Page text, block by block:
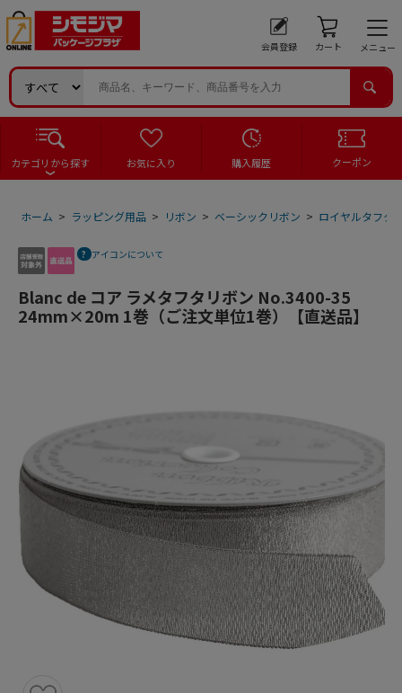
会員登録 カート メニュー
カテゴリから探す お気に入り 購入履歴 クーポン
ホーム > ラッピング用品 > リボン > ベーシックリボン > ロイヤルタフタ
アイコンについて
Blanc de コア ラメタフタリボン No.3400-35
24mm×20m 1巻（ご注文単位1巻）【直送品】